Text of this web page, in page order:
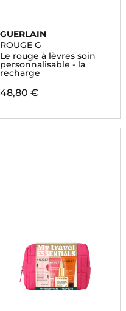
GUERLAIN
ROUGE G
Le rouge à lèvres soin
personnalisable - la
recharge
48,80 €